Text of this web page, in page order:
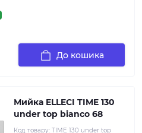
До кошика
Мийка ELLECI TIME 130
under top bianco 68
Код товару: TIME 130 under top